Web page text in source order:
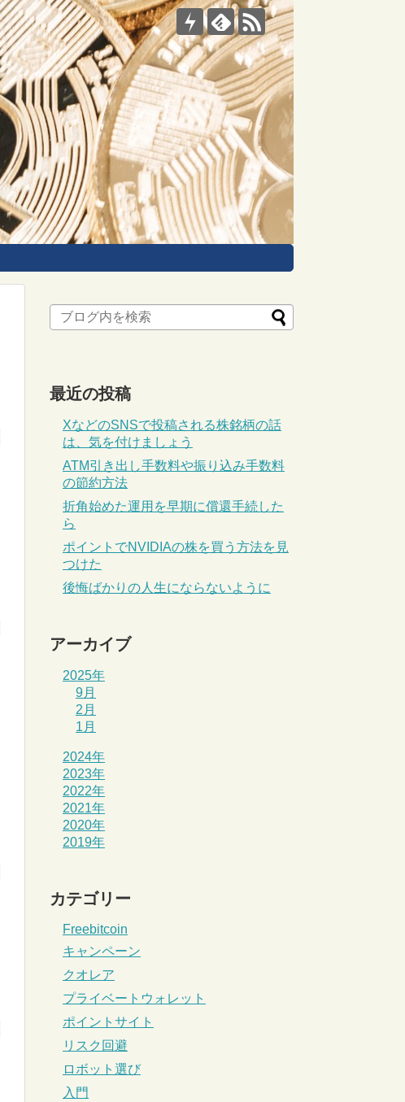
最近の投稿
XなどのSNSで投稿される株銘柄の話
は、気を付けましょう
ATM引き出し手数料や振り込み手数料
の節約方法
折角始めた運用を早期に償還手続した
ら
ポイントでNVIDIAの株を買う方法を見
つけた
後悔ばかりの人生にならないように
アーカイブ
2025年
9月
2月
1月
2024年
2023年
2022年
2021年
2020年
2019年
カテゴリー
Freebitcoin
キャンペーン
クオレア
プライベートウォレット
ポイントサイト
リスク回避
ロボット選び
入門